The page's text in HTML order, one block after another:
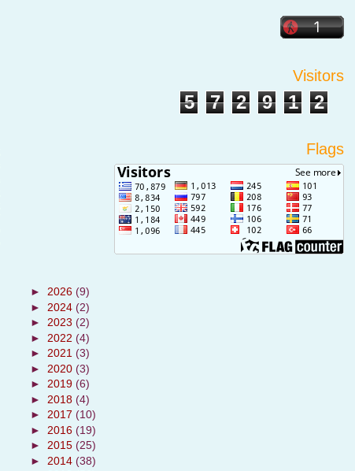
Visitors
5 7 2 9 1 2
Flags
► 2026 (9)
► 2024 (2)
► 2023 (2)
► 2022 (4)
► 2021 (3)
► 2020 (3)
► 2019 (6)
► 2018 (4)
► 2017 (10)
► 2016 (19)
► 2015 (25)
► 2014 (38)